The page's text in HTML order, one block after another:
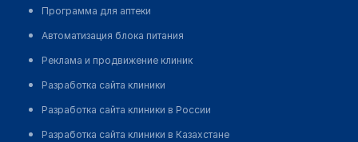
Программа для аптеки
Автоматизация блока питания
Реклама и продвижение клиник
Разработка сайта клиники
Разработка сайта клиники в России
Разработка сайта клиники в Казахстане